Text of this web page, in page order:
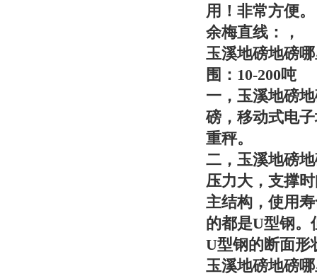
用！非常方便。
余梅直线：，
玉溪地磅地磅
围：10-200吨
一， 玉溪地磅
磅，移动式电
重秤。
二， 玉溪地磅
压力大，支撑
主结构，使用
的都是U型钢。
U型钢的断面形
玉溪地磅地磅